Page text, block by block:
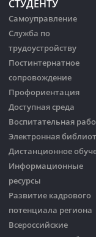
СТУДЕНТУ
Самоуправление
Служба по
трудоустройству
Постинтернатное
сопровождение
Профориентация
Доступная среда
Воспитательная
Электронная
Дистанционное
Информационные
ресурсы
Развитие кадрового
потенциала региона
Всероссийские